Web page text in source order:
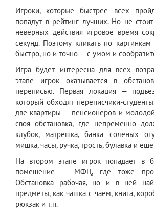
Игроки, которые быстрее всех
попадут в рейтинг лучших. Но не
неверных действия игровое время
секунд. Поэтому кликать по
быстро, но и точно — с умом и
Игра будет интересна для всех
этапе игрок оказывается в
переписью. Первая локация —
который обходят переписчики-
две квартиры — пенсионеров и
своя обстановка, где непременно
клубок, матрешка, банка соленых
мишка, часы, ручка, трость, булавка и
На втором этапе игрок попадает в
помещение — МФЦ, где тоже
Обстановка рабочая, но и в ней
предметы, как чашка с чаем, книга,
рюкзак и т.п.